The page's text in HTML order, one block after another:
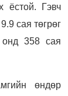
ёстой. Гэвч
сая төгрөг
онд 358 сая
өндөр